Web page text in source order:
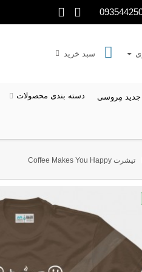
سبد خرید
مِروسی دسته بندی محصولات
تیشرت Coffee Makes You Happy